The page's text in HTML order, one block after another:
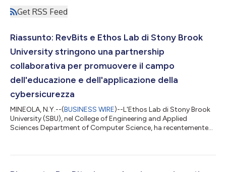
Get RSS Feed
Riassunto: RevBits e Ethos Lab di Stony Brook
University stringono una partnership
collaborativa per promuovere il campo
dell'educazione e dell'applicazione della
cybersicurezza
MINEOLA, N.Y.--(BUSINESS WIRE)--L'Ethos Lab di Stony Brook
University (SBU), nel College of Engineering and Applied
Sciences Department of Computer Science, ha recentemente
di soluzioni RevBits per costruire laboratori di scienza